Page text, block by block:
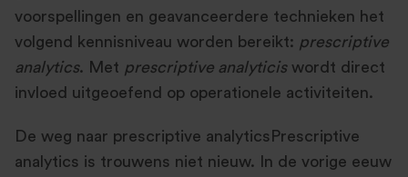
voorspellingen en geavanceerdere technieken het
volgend kennisniveau worden bereikt: prescriptive
analytics. Met prescriptive analyticiswordt direct
invloed uitgeoefend op operationele activiteiten.
De weg naar prescriptive analyticsPrescriptive
analytics is trouwens niet nieuw. In de vorige eeuw